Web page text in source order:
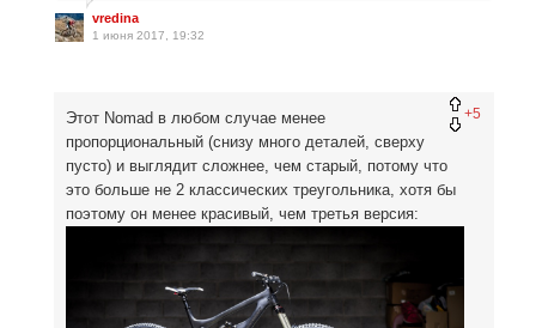
vredina
1 июня 2017, 19:32
+5
Этот Nomad в любом случае менее
пропорциональный (снизу много деталей, сверху
пусто) и выглядит сложнее, чем старый, потому что
это больше не 2 классических треугольника, хотя бы
поэтому он менее красивый, чем третья версия: